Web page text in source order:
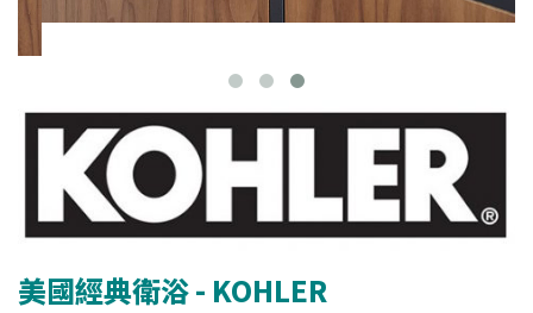
美國經典衛浴 - KOHLER